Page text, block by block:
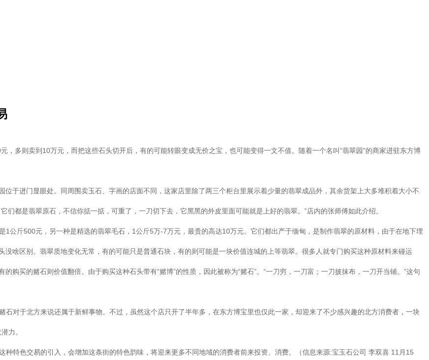
，多则卖到10万元，而把这些石头切开后，有的可能转眼变成无价之宝，也可能变得一文不值。随着一个名叫“翡翠园”的商家进驻东方博
于进门显眼处。同周围卖玉石、字画的店面不同，这家店里除了两三个柜台里展示着少量的翡翠成品外，其余货架上大多堆积着大小不
都是翡翠原石，不信你掂一掂，可重了，一刀切下去，它黑黑的外皮里面可能就是上好的翡翠。”店内的张师傅如此介绍。
公斤500元，另一种是精选的翡翠毛石，1公斤5万-7万元，最贵的高达10万元。它们都出产于缅甸，是制作翡翠的原材料，由于在地下埋
啥区别。翡翠质地变化无常，有的可能只是普通石块，有的则可能是一块价值连城的上等翡翠。很多人就专门购买这种原材料来碰运
购买的赌石则价值翻倍。由于购买这种石头带有“赌博”的性质，因此被称为“赌石”。“一刀穷，一刀富；一刀披抹布，一刀开当铺。”这句
对于北方来说还属于新鲜事物。不过，虽然这个店只开了半年多，在东方博宝里也仅此一家，却迎来了不少感兴趣的北方消费者，一块
力。
特色交易的引入，会增加这条街的特色韵味，将迎来更多不同地域的消费者前来投资、消费。（信息来源:宝玉石公司 李双喜 11月15